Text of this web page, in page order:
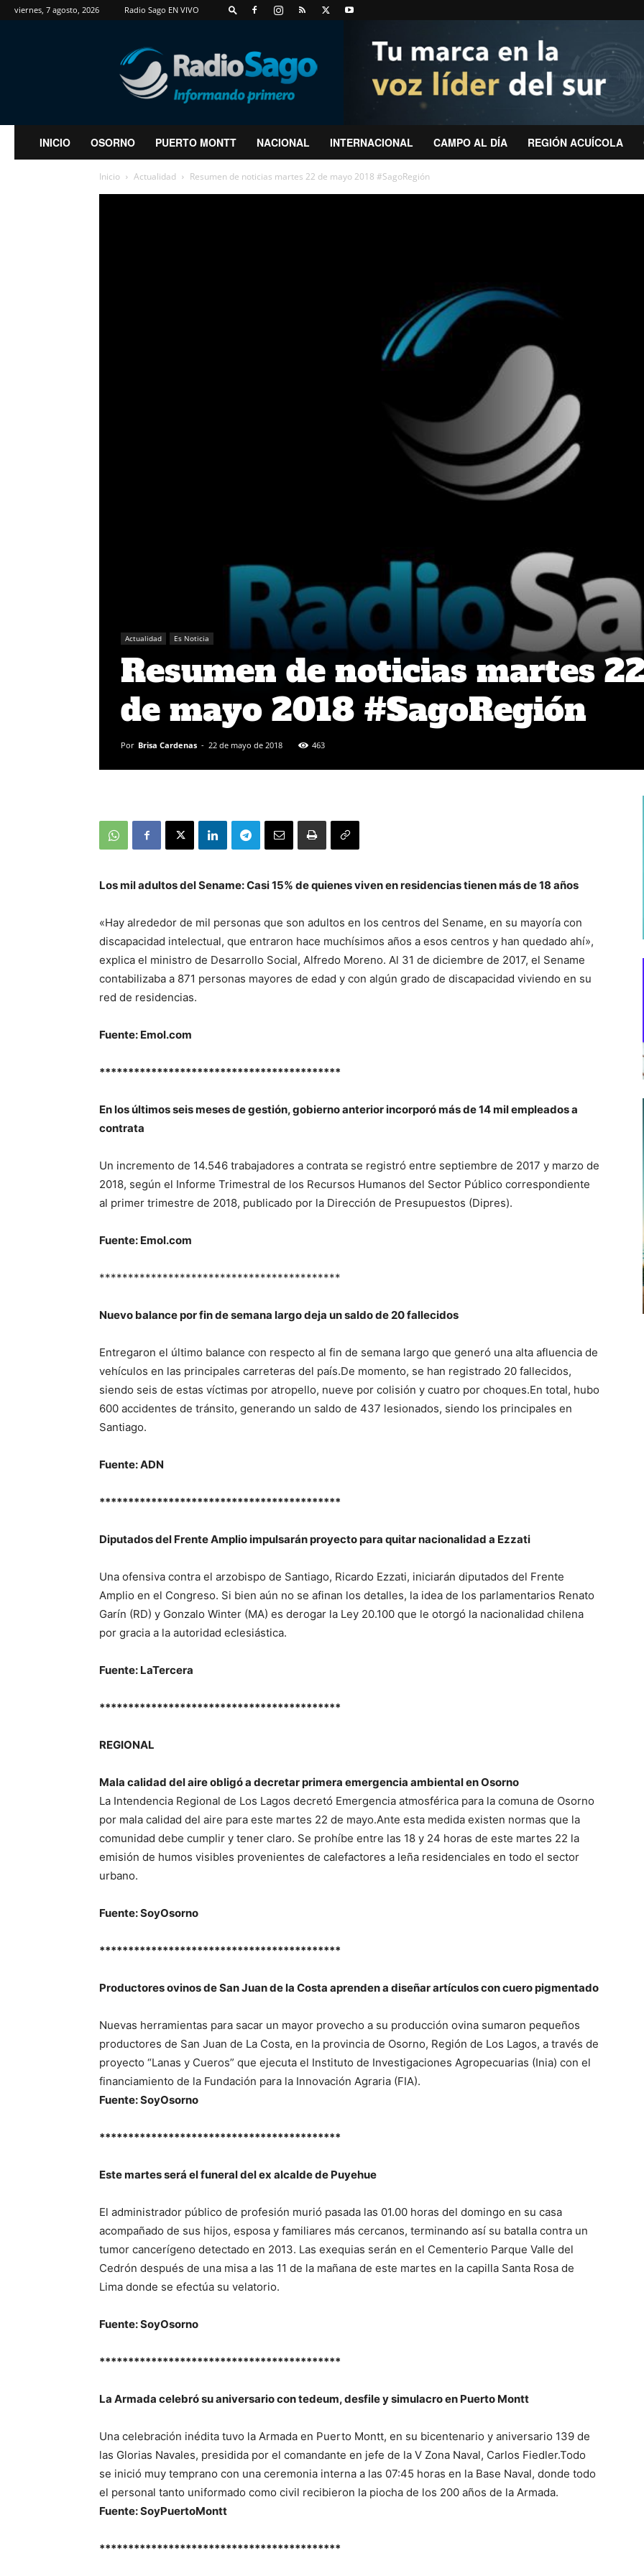
viernes, 7 agosto, 2026 Radio Sago EN VIVO
RadioSago
INICIO OSORNO PUERTO MONTT NACIONAL INTERNACIONAL CAMPO AL DÍA REGIÓN ACUÍCOLA
Inicio Actualidad Resumen de noticias martes 22 de mayo 2018 #SagoRegión
Actualidad Es Noticia
Resumen de noticias martes
de mayo 2018 #SagoRegión
Por Brisa Cardenas - 22 de mayo de 2018 463
Los mil adultos del Sename: Casi 15% de quienes viven en residencias tienen más de 18 años
«Hay alrededor de mil personas que son adultos en los centros del Sename, en su mayoría con
discapacidad intelectual, que entraron hace muchísimos años a esos centros y han quedado ahí»,
explica el ministro de Desarrollo Social, Alfredo Moreno. Al 31 de diciembre de 2017, el Sename
contabilizaba a 871 personas mayores de edad y con algún grado de discapacidad viviendo en su
red de residencias.
Fuente: Emol.com
******************************************
En los últimos seis meses de gestión, gobierno anterior incorporó más de 14 mil empleados a
contrata
Un incremento de 14.546 trabajadores a contrata se registró entre septiembre de 2017 y marzo de
2018, según el Informe Trimestral de los Recursos Humanos del Sector Público correspondiente
al primer trimestre de 2018, publicado por la Dirección de Presupuestos (Dipres).
Fuente: Emol.com
******************************************
Nuevo balance por fin de semana largo deja un saldo de 20 fallecidos
Entregaron el último balance con respecto al fin de semana largo que generó una alta afluencia de
vehículos en las principales carreteras del país.De momento, se han registrado 20 fallecidos,
siendo seis de estas víctimas por atropello, nueve por colisión y cuatro por choques.En total, hubo
600 accidentes de tránsito, generando un saldo de 437 lesionados, siendo los principales en
Santiago.
Fuente: ADN
******************************************
Diputados del Frente Amplio impulsarán proyecto para quitar nacionalidad a Ezzati
Una ofensiva contra el arzobispo de Santiago, Ricardo Ezzati, iniciarán diputados del Frente
Amplio en el Congreso. Si bien aún no se afinan los detalles, la idea de los parlamentarios Renato
Garín (RD) y Gonzalo Winter (MA) es derogar la Ley 20.100 que le otorgó la nacionalidad chilena
por gracia a la autoridad eclesiástica.
Fuente: LaTercera
******************************************
REGIONAL
Mala calidad del aire obligó a decretar primera emergencia ambiental en Osorno
La Intendencia Regional de Los Lagos decretó Emergencia atmosférica para la comuna de Osorno
por mala calidad del aire para este martes 22 de mayo.Ante esta medida existen normas que la
comunidad debe cumplir y tener claro. Se prohíbe entre las 18 y 24 horas de este martes 22 la
emisión de humos visibles provenientes de calefactores a leña residenciales en todo el sector
urbano.
Fuente: SoyOsorno
******************************************
Productores ovinos de San Juan de la Costa aprenden a diseñar artículos con cuero pigmentado
Nuevas herramientas para sacar un mayor provecho a su producción ovina sumaron pequeños
productores de San Juan de La Costa, en la provincia de Osorno, Región de Los Lagos, a través de
proyecto “Lanas y Cueros” que ejecuta el Instituto de Investigaciones Agropecuarias (Inia) con el
financiamiento de la Fundación para la Innovación Agraria (FIA).
Fuente: SoyOsorno
******************************************
Este martes será el funeral del ex alcalde de Puyehue
El administrador público de profesión murió pasada las 01.00 horas del domingo en su casa
acompañado de sus hijos, esposa y familiares más cercanos, terminando así su batalla contra un
tumor cancerígeno detectado en 2013. Las exequias serán en el Cementerio Parque Valle del
Cedrón después de una misa a las 11 de la mañana de este martes en la capilla Santa Rosa de
Lima donde se efectúa su velatorio.
Fuente: SoyOsorno
******************************************
La Armada celebró su aniversario con tedeum, desfile y simulacro en Puerto Montt
Una celebración inédita tuvo la Armada en Puerto Montt, en su bicentenario y aniversario 139 de
las Glorias Navales, presidida por el comandante en jefe de la V Zona Naval, Carlos Fiedler.Todo
se inició muy temprano con una ceremonia interna a las 07:45 horas en la Base Naval, donde todo
el personal tanto uniformado como civil recibieron la piocha de los 200 años de la Armada.
Fuente: SoyPuertoMontt
******************************************